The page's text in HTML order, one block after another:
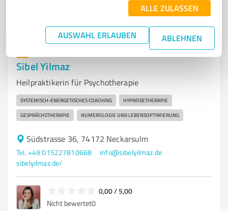
ALLE ZULASSEN
AUSWAHL ERLAUBEN ABLEHNEN
Sibel Yilmaz
Heilpraktikerin für Psychotherapie
SYSTEMISCH-ENERGETISCHES COACHING HYPNOSETHERAPIE
GESPRÄCHSTHERAPIE NUMEROLOGIE UND LEBENSOPTIMIERUNG
Südstrasse 36, 74172 Neckarsulm
Tel. +49 015227810668
info@sibelyilmaz.de
sibelyilmaz.de/
0,00 / 5,00
Nicht bewertet0